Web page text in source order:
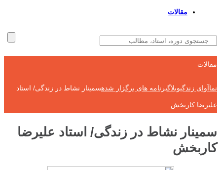
مقالات
مقالات
نماآوای زندگیوبلاگبرنامه های برگزار شدهسمینار نشاط در زندگی/ استاد
علیرضا کاربخش
سمینار نشاط در زندگی/ استاد علیرضا
کاربخش